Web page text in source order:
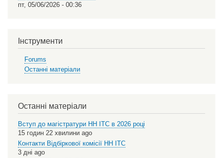
пт, 05/06/2026 - 00:36
Інструменти
Forums
Останні матеріали
Останні матеріали
Вступ до магістратури НН ІТС в 2026 році
15 годин 22 хвилини ago
Контакти Відбіркової комісії НН ІТС
3 дні ago